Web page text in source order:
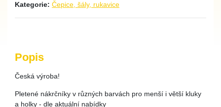
Kategorie: Čepice, šály, rukavice
Popis
Česká výroba!
Pletené nákrčníky v různých barvách pro menší i větší kluky
a holky - dle aktuální nabídky